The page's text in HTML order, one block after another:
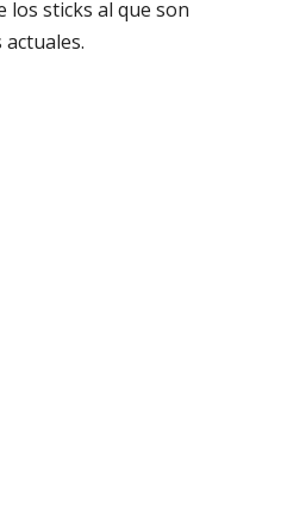
los sticks al que son